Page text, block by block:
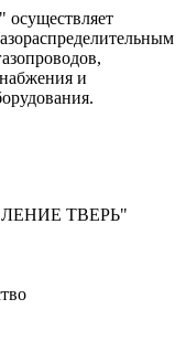
осуществляет
и
ТВЕРЬ"